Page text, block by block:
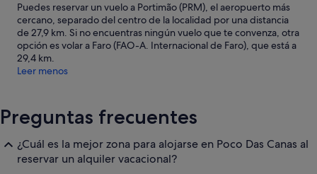
Puedes reservar un vuelo a Portimão (PRM), el aeropuerto más
cercano, separado del centro de la localidad por una distancia
de 27,9 km. Si no encuentras ningún vuelo que te convenza, otra
opción es volar a Faro (FAO-A. Internacional de Faro), que está a
29,4 km.
Leer menos
Preguntas frecuentes
¿Cuál es la mejor zona para alojarse en Poco Das Canas al
reservar un alquiler vacacional?